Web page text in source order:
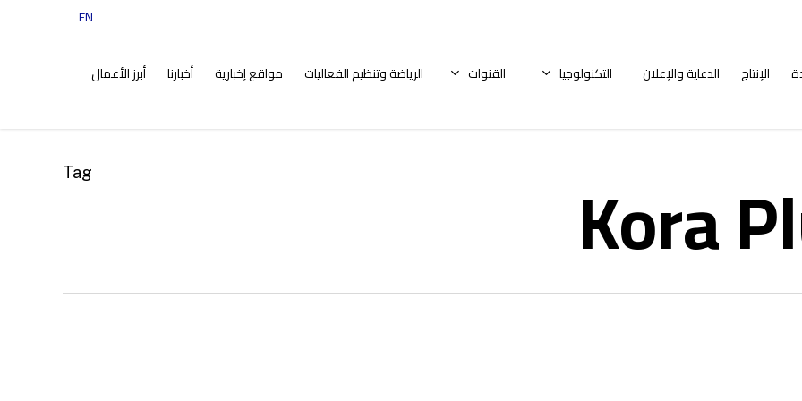
EN
الإنتاج الدعاية والإعلان التكنولوجيا القنوات الرياضة وتنظيم الفعاليات مواقع إخبارية أخبارنا أبرز الأعمال
Tag